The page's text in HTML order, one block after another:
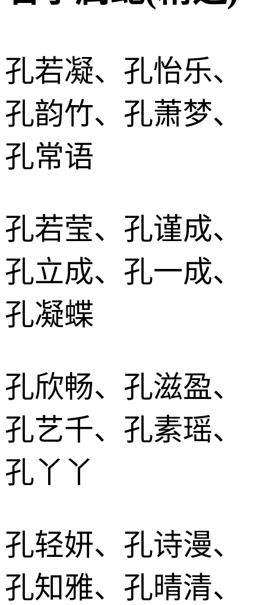
孔若凝、孔怡乐、
孔韵竹、孔萧梦、
孔常语
孔若莹、孔谨成、
孔立成、孔一成、
孔凝蝶
孔欣畅、孔滋盈、
孔艺千、孔素瑶、
孔丫丫
孔轻妍、孔诗漫、
孔知雅、孔晴清、